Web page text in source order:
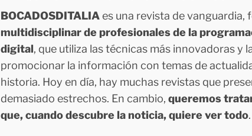
BOCADOSDITALIAes una revista de vanguardia,
multidisciplinar de profesionales de la
digital, que utiliza las técnicas más innovadoras y
promocionar la información con temas de
historia. Hoy en día, hay muchas revistas que
demasiado estrechos. En cambio, queremos
que, cuando descubre la noticia, quiere ver todo